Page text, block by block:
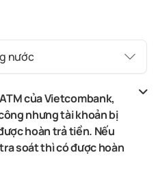
nước
của Vietcombank,
nhưng tài khoản bị
hoàn trả tiền. Nếu
soát thì có được hoàn